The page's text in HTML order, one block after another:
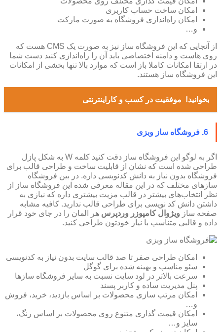
امکان ساخت حساب کاربری
امکان راه‌اندازی فروشگاه به صورت مارکت
و…
از آنجایی که این فروشگاه ساز نیز به صورت یک CMS هست که
روی هاست و دامنه اختصاصی باید آن را راه‌اندازی کنید دست شما
در ارتقا امکانات کاملا باز است که موارد بالا تنها بخشی از امکانات
این فروشگاه ساز هستند.
بخوانید! موفقیت در کسب و کاراینترنتی
6. فروشگاه ساز وبزی
اگر به لوگو این فروشگاه ساز دقت کنید کلمه W به شکل پازل
طراحی شده است که نشان از قابلیت ساخت و طراحی قالب برای
فروشگاه بدون نیاز به دانش کدنویسی داره. در بین فروشگاه
سازهای مختلف که در این مقاله معرفی شده این فروشگاه ساز از
نظر انتخاب‌های بیشتر در قالب مزیت بیشتری داره که نیازی به
داشتن دانش کد نویسی برای طراحی قالب ندارید. کافیه مشابه
صفحه ساز ویژوال کامپوزر وردپرس هر المان را در جای خود قرار
داده و قالبی متناسب با نیاز خودتون طراحی کنید.
امکان طراحی صفر تا صد قالب سایت بدون نیاز به کدنویسی
سئو مناسب و بهینه شده برای گوگل
سرعت بالاتر در لود سایت نسبت به سایر فروشگاه سازها
پنل مدیریت ساده و کاربر پسند
امکان مرتب سازی محصولات بر اساس بازدید، خرید، فروش
و…
امکان قیمت گذاری متنوع روی محصولات بر اساس رنگ،
سایز و…